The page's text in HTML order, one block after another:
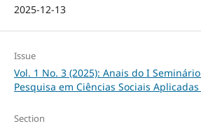
2025-12-13
Issue
Vol. 1 No. 3 (2025): Anais do I
Pesquisa em Ciências Sociais Aplicadas
Section